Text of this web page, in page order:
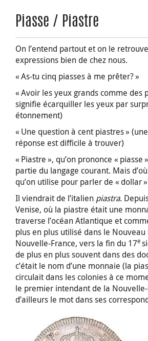
Piasse / Piastre
On l’entend partout et on le
expressions bien de chez nous.
« As-tu cinq piasses à me prêter? »
« Avoir les yeux grands comme des
signifie écarquiller les yeux par
étonnement)
« Une question à cent piastres »
réponse est difficile à trouver)
« Piastre », qu’on prononce « piasse
partie du langage courant. Mais
qu’on utilise pour parler de « dollar
Il viendrait de l’italien piastra.
Venise, où la piastre était une
traverse l’océan Atlantique et
plus en plus utilisé dans le Nouveau
Nouvelle-France, vers la fin du 17e
de plus en plus souvent dans des
c’était le nom d’une monnaie (la
circulait dans les colonies à ce
le premier intendant de la
d’ailleurs le mot dans ses